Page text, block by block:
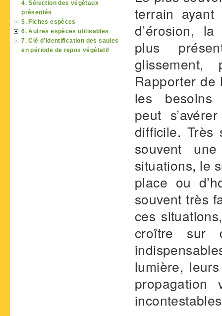
terrain
d’érosion,
plus
glissement,
Rapporter de
les besoins
peut
difficile. Très
souvent
situations, le
place ou
souvent très
ces
croître sur
lumière,
propagation
4. Sélection des végétaux
présentés
5. Fiches espèces
6. Autres espèces utilisables
7. Clé d’identification des saules
en période de repos végétatif